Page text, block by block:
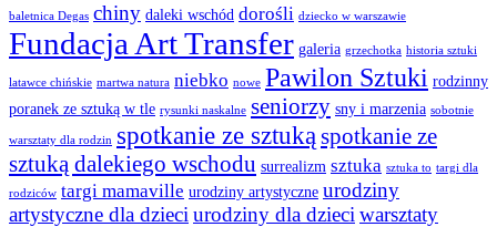
baletnica Degas chiny daleki wschód dorośli dziecko w warszawie
Fundacja Art Transfer galeria grzechotka historia sztuki
latawce chińskie martwa natura niebko nowe Pawilon Sztuki rodzinny
poranek ze sztuką w tle rysunki naskalne seniorzy sny i marzenia sobotnie
warsztaty dla rodzin spotkanie ze sztukąspotkanie ze
sztuką dalekiego wschodu surrealizm sztuka sztuka to targi dla
rodziców targi mamaville urodziny artystyczne urodziny
artystyczne dla dzieciurodziny dla dzieciwarsztaty